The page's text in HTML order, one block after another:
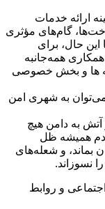
ارائه خدمات
گام‌های مؤثری
حال، برای
همکاری همه‌جانبه
ها و بخش خصوصی
به شهری امن
آتش به دامن هیچ
همیشه ظل
بماند، و شعله‌های
نسوزاند.
و روابط